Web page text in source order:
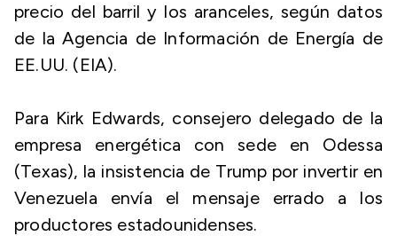
precio del barril y los aranceles, según datos
de la Agencia de Información de Energía de
EE.UU. (EIA).
Para Kirk Edwards, consejero delegado de la
empresa energética con sede en Odessa
(Texas), la insistencia de Trump por invertir en
Venezuela envía el mensaje errado a los
productores estadounidenses.